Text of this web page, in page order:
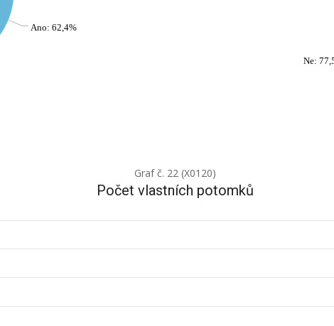
Ano: 62,4%
Ne:
Graf č. 22 (X0120)
Počet vlastních potomků